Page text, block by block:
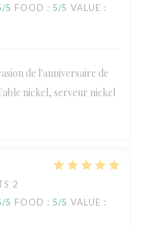
/5 FOOD : 5/5 VALUE :
de l'anniversaire de
nickel, serveur nickel
2
/5 FOOD : 5/5 VALUE :